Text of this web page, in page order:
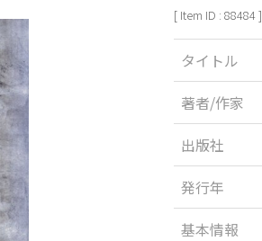
[ Item ID : 88484 ]
タイトル
著者/作家
出版社
発行年
基本情報